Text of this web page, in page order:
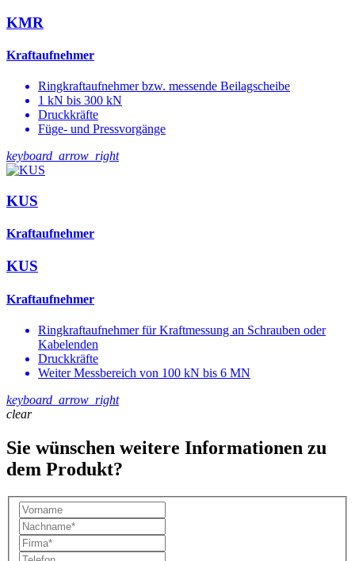
KMR
Kraftaufnehmer
Ringkraftaufnehmer bzw. messende Beilagscheibe
1 kN bis 300 kN
Druckkräfte
Füge- und Pressvorgänge
keyboard_arrow_right
KUS
Kraftaufnehmer
KUS
Kraftaufnehmer
Ringkraftaufnehmer für Kraftmessung an Schrauben oder
Kabelenden
Druckkräfte
Weiter Messbereich von 100 kN bis 6 MN
keyboard_arrow_right
clear
Sie wünschen weitere Informationen zu
dem Produkt?